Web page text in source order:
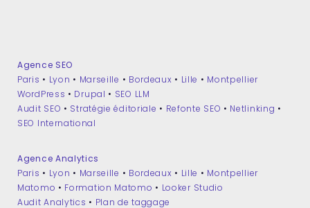
Agence SEO
Paris • Lyon • Marseille • Bordeaux • Lille • Montpellier
WordPress • Drupal • SEO LLM
Audit SEO • Stratégie éditoriale • Refonte SEO • Netlinking •
SEO International
Agence Analytics
Paris • Lyon • Marseille • Bordeaux • Lille • Montpellier
Matomo • Formation Matomo • Looker Studio
Audit Analytics • Plan de taggage